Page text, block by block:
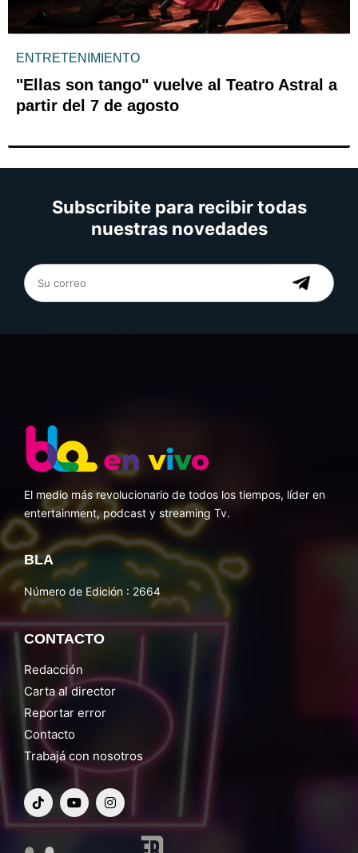
ENTRETENIMIENTO
"Ellas son tango" vuelve al Teatro Astral a
partir del 7 de agosto
Subscribite para recibir todas
nuestras novedades
El medio más revolucionario de todos los tiempos, líder en
entertainment, podcast y streaming Tv.
BLA
Número de Edición : 2664
CONTACTO
Redacción
Carta al director
Reportar error
Contacto
Trabajá con nosotros